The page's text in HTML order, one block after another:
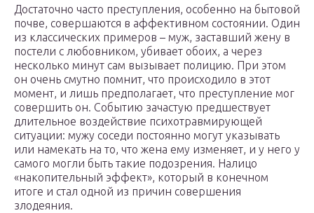
Достаточно часто преступления, особенно на бытовой
почве, совершаются в аффективном состоянии. Один
из классических примеров – муж, заставший жену в
постели с любовником, убивает обоих, а через
несколько минут сам вызывает полицию. При этом
он очень смутно помнит, что происходило в этот
момент, и лишь предполагает, что преступление мог
совершить он. Событию зачастую предшествует
длительное воздействие психотравмирующей
ситуации: мужу соседи постоянно могут указывать
или намекать на то, что жена ему изменяет, и у него у
самого могли быть такие подозрения. Налицо
«накопительный эффект», который в конечном
итоге и стал одной из причин совершения
злодеяния.